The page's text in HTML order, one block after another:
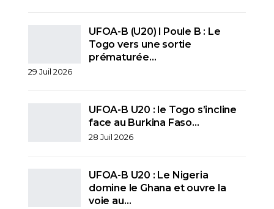
UFOA-B (U20) l Poule B : Le
Togo vers une sortie
prématurée…
29 Juil 2026
UFOA-B U20 : le Togo s’incline
face au Burkina Faso…
28 Juil 2026
UFOA-B U20 : Le Nigeria
domine le Ghana et ouvre la
voie au…